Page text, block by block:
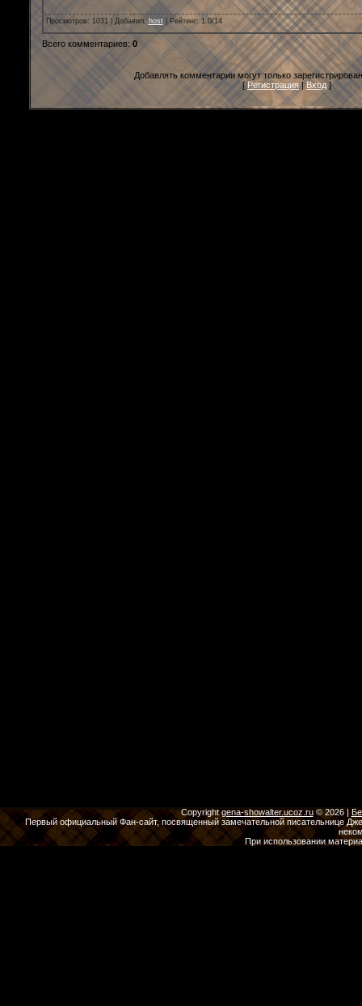
Просмотров: 1031 | Добавил: host| Рейтинг: 1.0/14
Всего комментариев: 0
Добавлять комментарии могут только
[ Регистрация|Вход ]
Copyrightgena-showalter.ucoz.ru© 2026|
Первый официальный Фан-сайт, посвященный замечательной писательнице
При использовании